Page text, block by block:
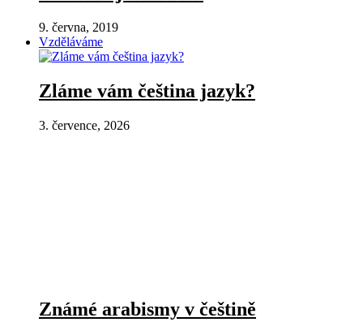
9. června, 2019
Vzděláváme
Zláme vám čeština jazyk?
3. července, 2026
Známé arabismy v češtině